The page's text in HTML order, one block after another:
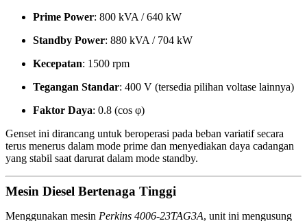
Prime Power: 800 kVA / 640 kW
Standby Power: 880 kVA / 704 kW
Kecepatan: 1500 rpm
Tegangan Standar: 400 V (tersedia pilihan voltase lainnya)
Faktor Daya: 0.8 (cos φ)
Genset ini dirancang untuk beroperasi pada beban variatif secara
terus menerus dalam mode prime dan menyediakan daya cadangan
yang stabil saat darurat dalam mode standby.
Mesin Diesel Bertenaga Tinggi
Menggunakan mesin Perkins 4006-23TAG3A, unit ini mengusung